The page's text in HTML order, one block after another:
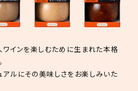
ワインを楽しむために生まれた本格
アルにその美味しさをお楽しみいた